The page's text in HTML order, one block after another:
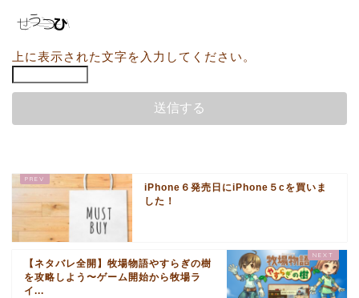
上に表示された文字を入力してください。
iPhone６発売日にiPhone５cを買いま
した！
【ネタバレ全開】牧場物語やすらぎの樹
を攻略しよう〜ゲーム開始から牧場ラ
イ...